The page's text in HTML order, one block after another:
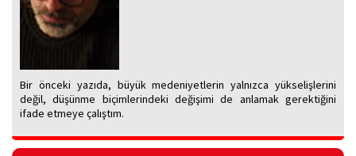
Bir önceki yazıda, büyük medeniyetlerin yalnızca yükselişlerini
değil, düşünme biçimlerindeki değişimi de anlamak gerektiğini
ifade etmeye çalıştım.